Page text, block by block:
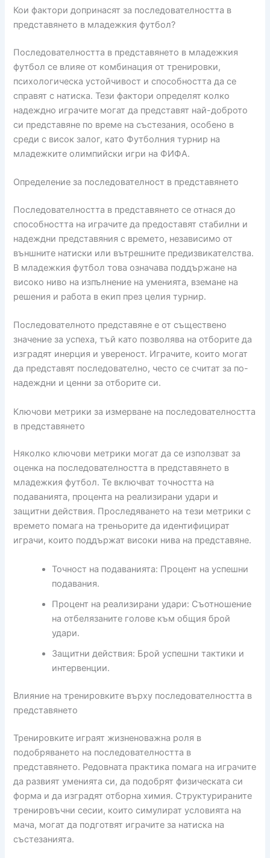
Кои фактори допринасят за последователността в
представянето в младежкия футбол?
Последователността в представянето в младежкия
футбол се влияе от комбинация от тренировки,
психологическа устойчивост и способността да се
справят с натиска. Тези фактори определят колко
надеждно играчите могат да представят най-доброто
си представяне по време на състезания, особено в
среди с висок залог, като Футболния турнир на
младежките олимпийски игри на ФИФА.
Определение за последователност в представянето
Последователността в представянето се отнася до
способността на играчите да предоставят стабилни и
надеждни представяния с времето, независимо от
външните натиски или вътрешните предизвикателства.
В младежкия футбол това означава поддържане на
високо ниво на изпълнение на уменията, вземане на
решения и работа в екип през целия турнир.
Последователното представяне е от съществено
значение за успеха, тъй като позволява на отборите да
изградят инерция и увереност. Играчите, които могат
да представят последователно, често се считат за по-
надеждни и ценни за отборите си.
Ключови метрики за измерване на последователността
в представянето
Няколко ключови метрики могат да се използват за
оценка на последователността в представянето в
младежкия футбол. Те включват точността на
подаванията, процента на реализирани удари и
защитни действия. Проследяването на тези метрики с
времето помага на треньорите да идентифицират
играчи, които поддържат високи нива на представяне.
Точност на подаванията: Процент на успешни
подавания.
Процент на реализирани удари: Съотношение
на отбелязаните голове към общия брой
удари.
Защитни действия: Брой успешни тактики и
интервенции.
Влияние на тренировките върху последователността в
представянето
Тренировките играят жизненоважна роля в
подобряването на последователността в
представянето. Редовната практика помага на играчите
да развият уменията си, да подобрят физическата си
форма и да изградят отборна химия. Структурираните
тренировъчни сесии, които симулират условията на
мача, могат да подготвят играчите за натиска на
състезанията.